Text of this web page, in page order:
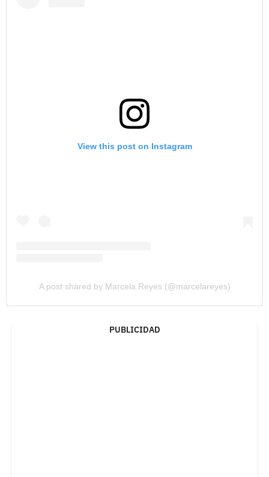
View this post on Instagram
A post shared by Marcela Reyes (@marcelareyes)
PUBLICIDAD